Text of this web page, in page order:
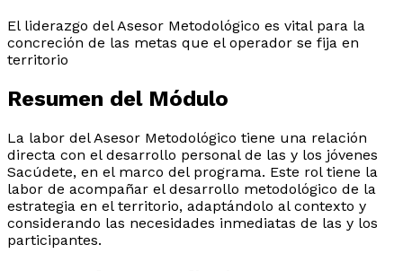
El liderazgo del Asesor Metodológico es vital para la
concreción de las metas que el operador se fija en
territorio
Resumen del Módulo
La labor del Asesor Metodológico tiene una relación
directa con el desarrollo personal de las y los jóvenes
Sacúdete, en el marco del programa. Este rol tiene la
labor de acompañar el desarrollo metodológico de la
estrategia en el territorio, adaptándolo al contexto y
considerando las necesidades inmediatas de las y los
participantes.